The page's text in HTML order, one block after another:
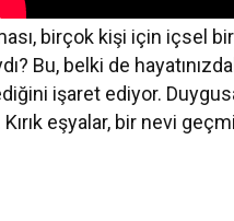
birçok kişi için içsel
Bu, belki de
işaret ediyor.
eşyalar, bir nevi